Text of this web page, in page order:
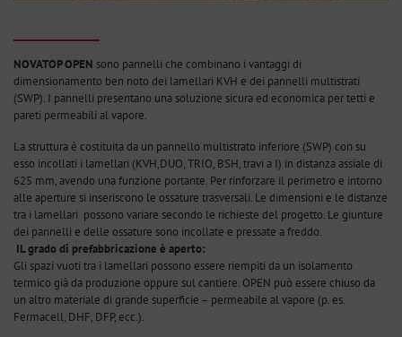
NOVATOP OPEN sono pannelli che combinano i vantaggi di
dimensionamento ben noto dei lamellari KVH e dei pannelli multistrati
(SWP). I pannelli presentano una soluzione sicura ed economica per tetti e
pareti permeabili al vapore.
La struttura è costituita da un pannello multistrato inferiore (SWP) con su
esso incollati i lamellari (KVH,DUO, TRIO, BSH, travi a I) in distanza assiale di
625 mm, avendo una funzione portante. Per rinforzare il perimetro e intorno
alle aperture si inseriscono le ossature trasversali. Le dimensioni e le distanze
tra i lamellari possono variare secondo le richieste del progetto. Le giunture
dei pannelli e delle ossature sono incollate e pressate a freddo.
IL grado di prefabbricazione è aperto:
Gli spazi vuoti tra i lamellari possono essere riempiti da un isolamento
termico già da produzione oppure sul cantiere. OPEN può essere chiuso da
un altro materiale di grande superficie – permeabile al vapore (p. es.
Fermacell, DHF, DFP, ecc.).